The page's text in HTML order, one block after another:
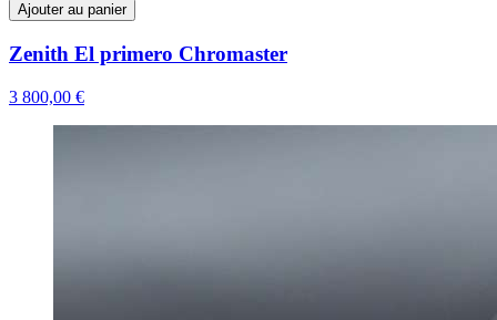
Ajouter au panier
Zenith El primero Chromaster
3 800,00 €